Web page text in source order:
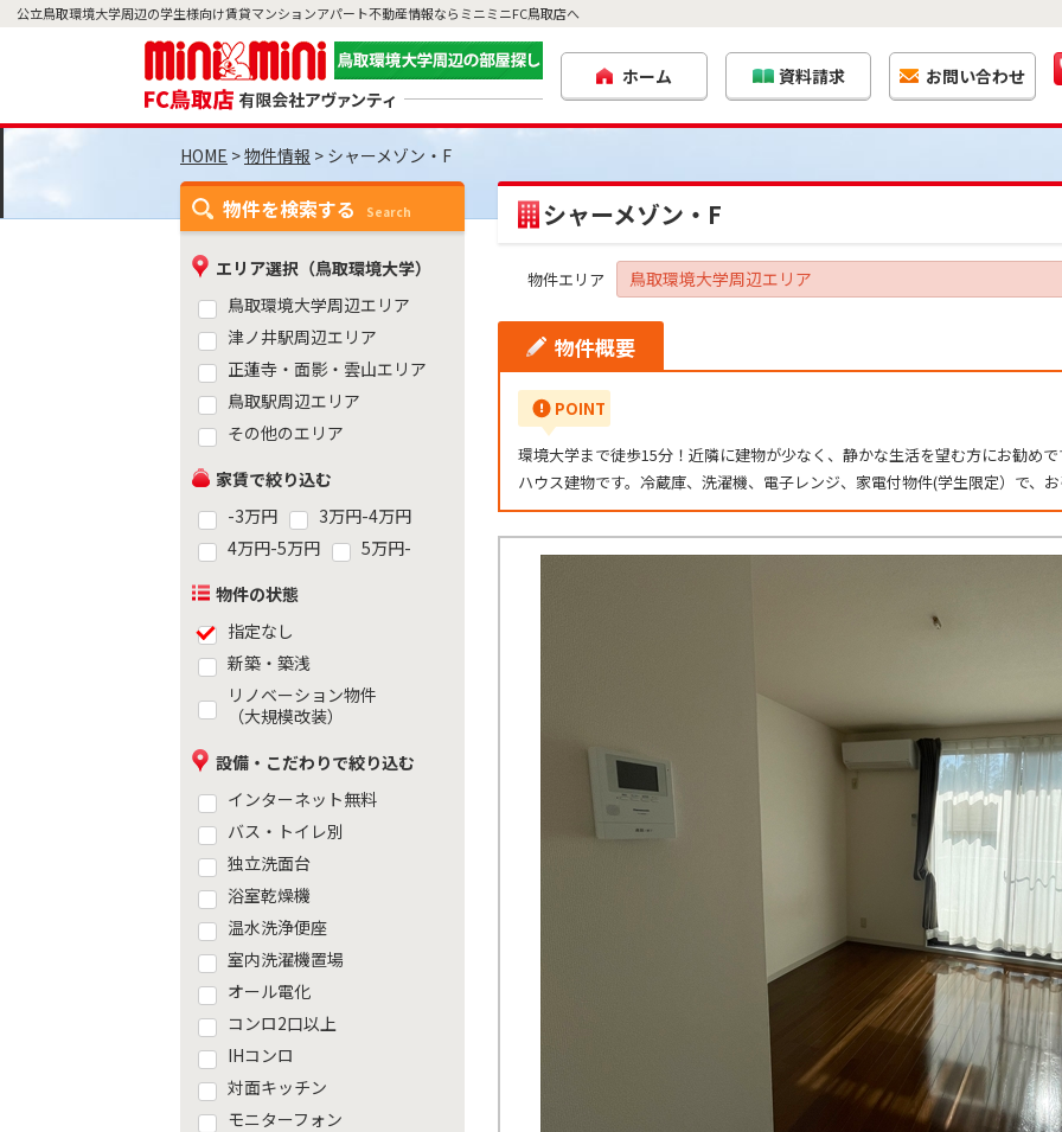
公立鳥取環境大学周辺の学生様向け賃貸マンションアパート不動産情報ならミニミニFC鳥取店へ
ホーム 資料請求 お問い合わせ
>物件情報 > シャーメゾン・F
物件を検索する Search
エリア選択（鳥取環境大学）
鳥取環境大学周辺エリア
津ノ井駅周辺エリア
正蓮寺・面影・雲山エリア
鳥取駅周辺エリア
その他のエリア
家賃で絞り込む
-3万円
3万円-4万円
4万円-5万円
5万円-
物件の状態
指定なし
新築・築浅
リノベーション物件
（大規模改装）
設備・こだわりで絞り込む
インターネット無料
バス・トイレ別
独立洗面台
浴室乾燥機
温水洗浄便座
室内洗濯機置場
オール電化
コンロ2口以上
IHコンロ
対面キッチン
モニターフォン
シャーメゾン・F
物件エリア 鳥取環境大学周辺エリア
物件概要
POINT
環境大学まで徒歩15分！近隣に建物が少なく、静かな生活を望む方にお勧め
ハウス建物です。冷蔵庫、洗濯機、電子レンジ、家電付物件(学生限定）で、